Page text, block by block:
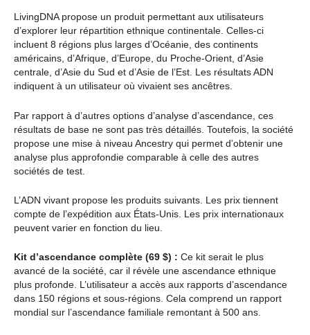
LivingDNA propose un produit permettant aux utilisateurs
d’explorer leur répartition ethnique continentale. Celles-ci
incluent 8 régions plus larges d’Océanie, des continents
américains, d’Afrique, d’Europe, du Proche-Orient, d’Asie
centrale, d’Asie du Sud et d’Asie de l’Est. Les résultats ADN
indiquent à un utilisateur où vivaient ses ancêtres.
Par rapport à d’autres options d’analyse d’ascendance, ces
résultats de base ne sont pas très détaillés. Toutefois, la société
propose une mise à niveau Ancestry qui permet d’obtenir une
analyse plus approfondie comparable à celle des autres
sociétés de test.
L’ADN vivant propose les produits suivants. Les prix tiennent
compte de l’expédition aux États-Unis. Les prix internationaux
peuvent varier en fonction du lieu.
Kit d’ascendance complète (69 $) : Ce kit serait le plus
avancé de la société, car il révèle une ascendance ethnique
plus profonde. L’utilisateur a accès aux rapports d’ascendance
dans 150 régions et sous-régions. Cela comprend un rapport
mondial sur l’ascendance familiale remontant à 500 ans.